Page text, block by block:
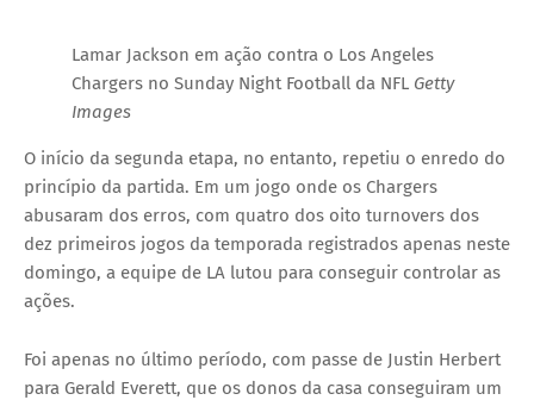
Lamar Jackson em ação contra o Los Angeles
Chargers no Sunday Night Football da NFL Getty
Images
O início da segunda etapa, no entanto, repetiu o enredo do
princípio da partida. Em um jogo onde os Chargers
abusaram dos erros, com quatro dos oito turnovers dos
dez primeiros jogos da temporada registrados apenas neste
domingo, a equipe de LA lutou para conseguir controlar as
ações.
Foi apenas no último período, com passe de Justin Herbert
para Gerald Everett, que os donos da casa conseguiram um